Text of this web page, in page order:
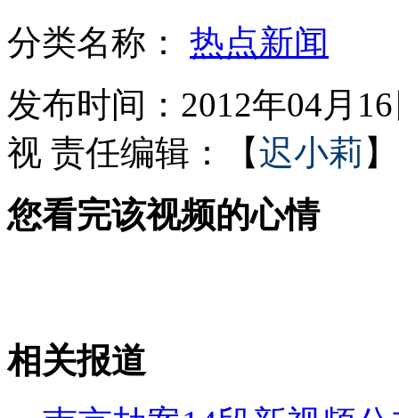
澳大利亚新西兰剩女上山下乡找男友
范冰冰招员工 一天500人应聘
山西运城恶犬咬伤多人 警民合力深夜将其击毙
分类名称： 热点新闻
发布时间：2012年04月
视 责任编辑：【迟小莉 】
您看完该视频的心情
相关报道